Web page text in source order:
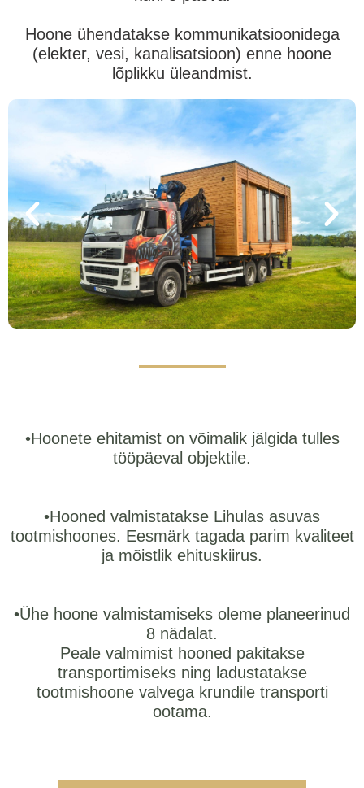
Hoone ühendatakse kommunikatsioonidega
(elekter, vesi, kanalisatsioon) enne hoone
lõplikku üleandmist.
•Hoonete ehitamist on võimalik jälgida tulles
tööpäeval objektile.
•Hooned valmistatakse Lihulas asuvas
tootmishoones. Eesmärk tagada parim kvaliteet
ja mõistlik ehituskiirus.
•Ühe hoone valmistamiseks oleme planeerinud
8 nädalat.
Peale valmimist hooned pakitakse
transportimiseks ning ladustatakse
tootmishoone valvega krundile transporti
ootama.